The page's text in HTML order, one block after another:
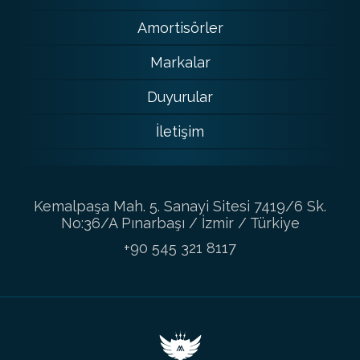
Amortisörler
Markalar
Duyurular
İletişim
Kemalpaşa Mah. 5. Sanayi Sitesi 7419/6 Sk.
No:36/A Pınarbaşı / İzmir / Türkiye
+90 545 321 8117